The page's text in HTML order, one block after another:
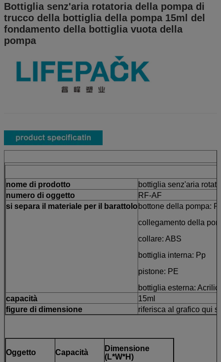
Bottiglia senz'aria rotatoria della pompa di
trucco della bottiglia della pompa 15ml del
fondamento della bottiglia vuota della
pompa
nome di prodotto
bottiglia senz'aria
numero di oggetto
RF-AF
si separa il materiale per il barattolo bottone della pompa:
collegamento della
collare: ABS
bottiglia interna: Pp
pistone: PE
bottiglia esterna:
capacità
15ml
figure di dimensione
riferisca al grafico qui
Oggetto Capacità
Dimensione
(L*W*H)